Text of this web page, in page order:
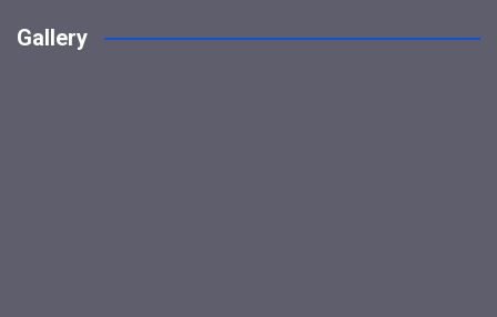
Gallery